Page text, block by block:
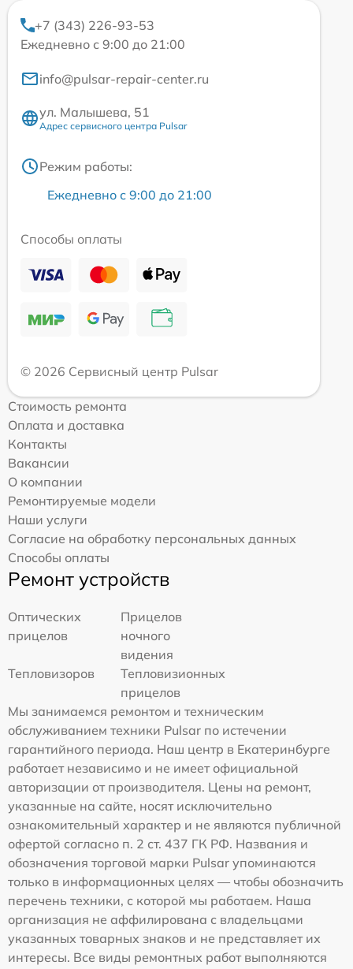
+7 (343) 226-93-53
Ежедневно с 9:00 до 21:00
info@pulsar-repair-center.ru
ул. Малышева, 51
Адрес сервисного центра Pulsar
Режим работы:
Ежедневно с 9:00 до 21:00
Способы оплаты
© 2026 Сервисный центр Pulsar
Стоимость ремонта
Оплата и доставка
Контакты
Вакансии
О компании
Ремонтируемые модели
Наши услуги
Согласие на обработку персональных данных
Способы оплаты
Ремонт устройств
Оптических
прицелов
Прицелов
ночного
видения
Тепловизоров
Тепловизионных
прицелов
Мы занимаемся ремонтом и техническим
обслуживанием техники Pulsar по истечении
гарантийного периода. Наш центр в Екатеринбурге
работает независимо и не имеет официальной
авторизации от производителя. Цены на ремонт,
указанные на сайте, носят исключительно
ознакомительный характер и не являются публичной
офертой согласно п. 2 ст. 437 ГК РФ. Названия и
обозначения торговой марки Pulsar упоминаются
только в информационных целях — чтобы обозначить
перечень техники, с которой мы работаем. Наша
организация не аффилирована с владельцами
указанных товарных знаков и не представляет их
интересы. Все виды ремонтных работ выполняются